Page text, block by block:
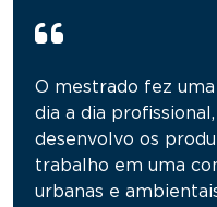
O mestrado fez
dia a dia
desenvolvo os
trabalho em uma
urbanas e